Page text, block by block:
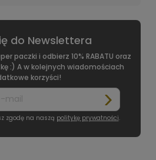
do Newslettera
paczki i odbierz 10% RABATU oraz
:) A w kolejnych wiadomościach
korzyści!
zgodę na naszą politykę prywatności.